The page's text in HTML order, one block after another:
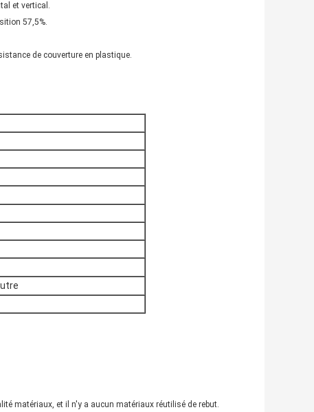
et vertical.
57,5%.
de couverture en plastique.
matériaux, et il n'y a aucun matériaux réutilisé de rebut.